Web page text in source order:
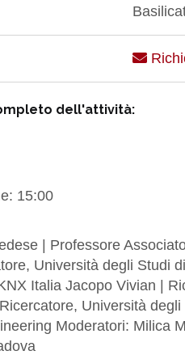
dell'attività:
15:00
| Professore
Università degli Studi
Italia Jacopo Vivian |
Università degli
Moderatori: Milica